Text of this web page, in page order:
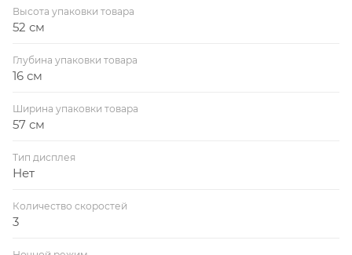
Высота упаковки товара
52 см
Глубина упаковки товара
16 см
Ширина упаковки товара
57 см
Тип дисплея
Нет
Количество скоростей
3